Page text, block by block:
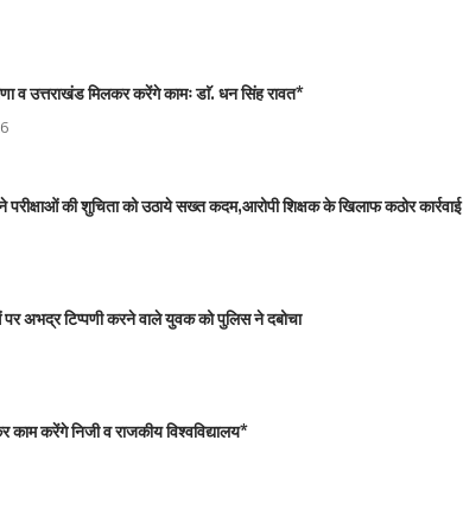
व उत्तराखंड मिलकर करेंगे कामः डाॅ. धन सिंह रावत*
ने परीक्षाओं की शुचिता को उठाये सख्त कदम,आरोपी शिक्षक के खिलाफ कठोर कार्रवाई
अभद्र टिप्पणी करने वाले युवक को पुलिस ने दबोचा
काम करेंगे निजी व राजकीय विश्वविद्यालय*